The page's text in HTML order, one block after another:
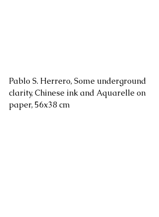
Pablo S. Herrero, Some underground
clarity, Chinese ink and Aquarelle on
paper, 56x38 cm